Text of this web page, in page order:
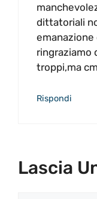
dittatoriali
emanazione
ringraziamo
troppi,ma
Rispondi
Lascia